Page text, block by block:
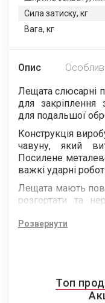
Сила затиску, кг
Вага, кг
Опис
Лещата слюсарні
для закріплення
для подальшої
Конструкція
чавуну, який
Посилене
важкі ударні
Лещата мають
розгортати та
виконання робіт.
За допомогою
встановити
Розвернути
Топ